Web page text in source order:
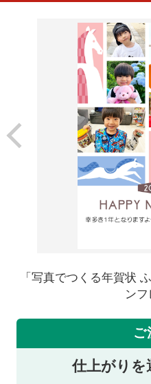
「写真でつくる年賀状
ンフ
ご
仕上がりを